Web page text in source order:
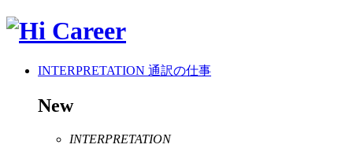
INTERPRETATION 通訳の仕事
New
INTERPRETATION